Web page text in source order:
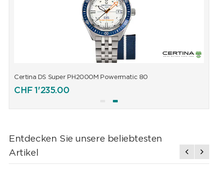
Certina DS Super PH2000M Powermatic 80
CHF1'235.00
Entdecken Sie unsere beliebtesten
Artikel